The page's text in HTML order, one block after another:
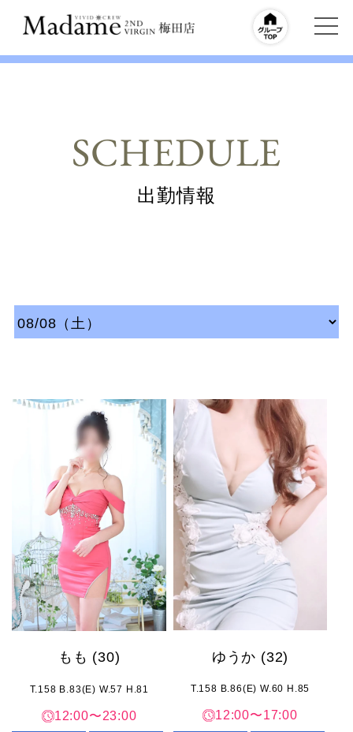
SCHEDULE
出勤情報
もも (30)
T.158 B.83(E) W.57 H.81
12:00〜23:00
ゆうか (32)
T.158 B.86(E) W.60 H.85
12:00〜17:00